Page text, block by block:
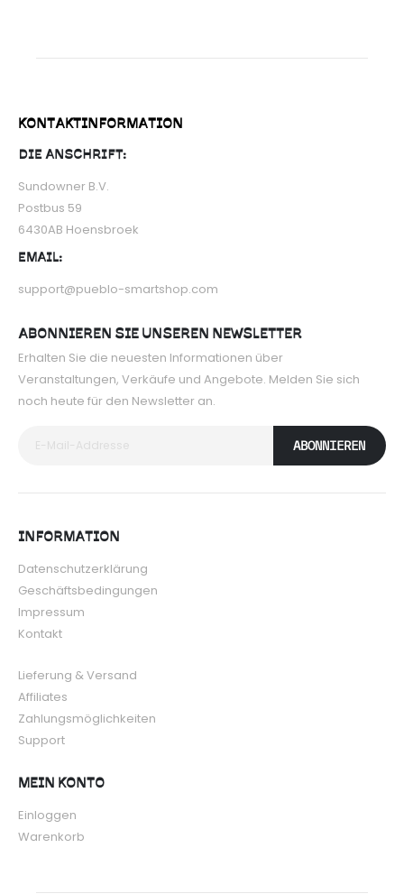
KONTAKTINFORMATION
DIE ANSCHRIFT:
Sundowner B.V.
Postbus 59
6430AB Hoensbroek
EMAIL:
support@pueblo-smartshop.com
ABONNIEREN SIE UNSEREN NEWSLETTER
Erhalten Sie die neuesten Informationen über
Veranstaltungen, Verkäufe und Angebote. Melden Sie sich
noch heute für den Newsletter an.
ABONNIEREN
INFORMATION
Datenschutzerklärung
Geschäftsbedingungen
Impressum
Kontakt
Lieferung & Versand
Affiliates
Zahlungsmöglichkeiten
Support
MEIN KONTO
Einloggen
Warenkorb